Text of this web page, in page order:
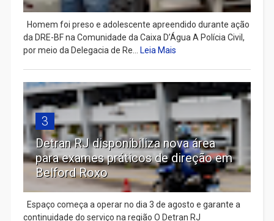
Homem foi preso e adolescente apreendido durante ação
da DRE-BF na Comunidade da Caixa D’Água A Polícia Civil,
por meio da Delegacia de Re... Leia Mais
3
Detran RJ disponibiliza nova área
para exames práticos de direção em
Belford Roxo
Espaço começa a operar no dia 3 de agosto e garante a
continuidade do serviço na região O Detran RJ